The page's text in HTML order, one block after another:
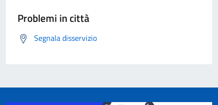
Problemi in città
Segnala disservizio